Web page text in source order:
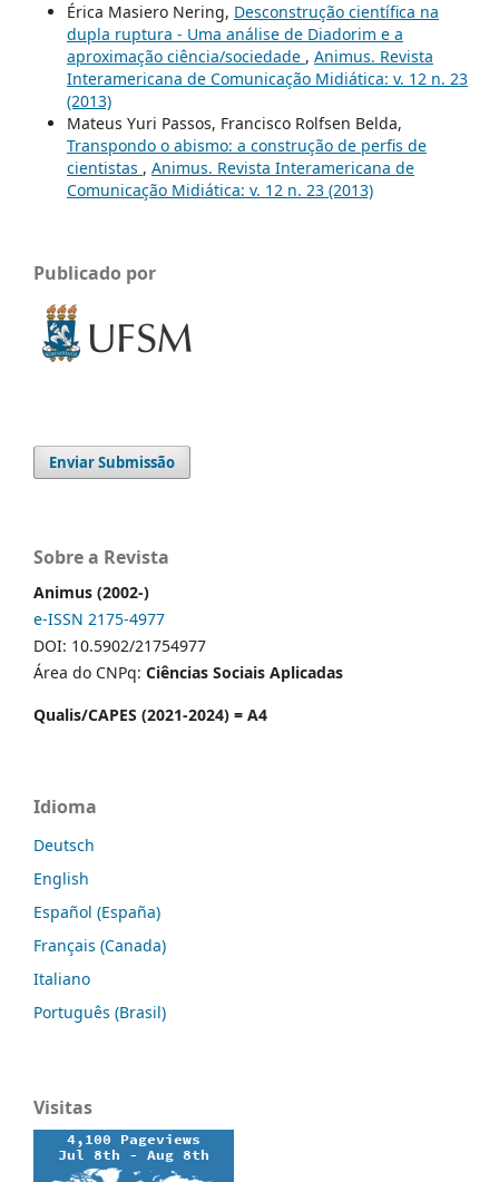
Érica Masiero Nering, Desconstrução científica na
dupla ruptura - Uma análise de Diadorim e a
aproximação ciência/sociedade , Animus. Revista
Interamericana de Comunicação Midiática: v. 12 n. 23
(2013)
Mateus Yuri Passos, Francisco Rolfsen Belda,
Transpondo o abismo: a construção de perfis de
cientistas , Animus. Revista Interamericana de
Comunicação Midiática: v. 12 n. 23 (2013)
Publicado por
Enviar Submissão
Sobre a Revista
Animus (2002-)
e-ISSN 2175-4977
DOI: 10.5902/21754977
Área do CNPq: Ciências Sociais Aplicadas
Qualis/CAPES (2021-2024) = A4
Idioma
Deutsch
English
Español (España)
Français (Canada)
Italiano
Português (Brasil)
Visitas